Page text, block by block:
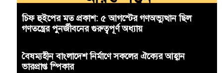
চিফ হুইপের মত প্রকাশ: ৫ আগস্টের গণঅভ্যুত্থান ছিল
গণতন্ত্রের পুনর্জীবনের গুরুত্বপূর্ণ অধ্যায়
বৈষম্যহীন বাংলাদেশ নির্মাণে সকলের ঐক্যের আহ্বান
ভারপ্রাপ্ত স্পিকার